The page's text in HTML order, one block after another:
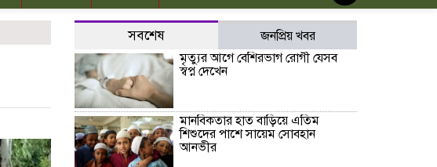
সবশেষ
জনপ্রিয় খবর
মৃত্যুর আগে বেশিরভাগ রোগী যেসব
স্বপ্ন দেখেন
মানবিকতার হাত বাড়িয়ে এতিম
শিশুদের পাশে সায়েম সোবহান
আনভীর